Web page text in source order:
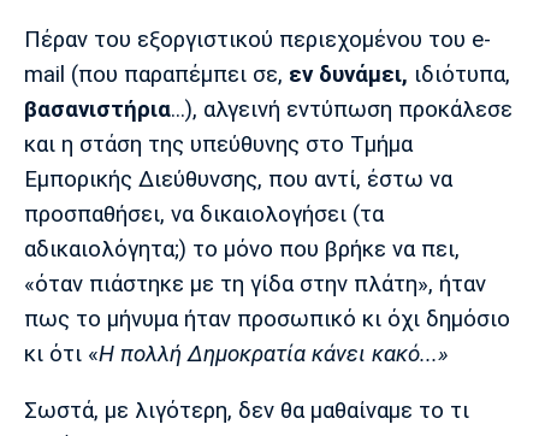
Πόρτο Μπενφίκα
Πέραν του εξοργιστικού περιεχομένου του e-
mail (που παραπέμπει σε, εν δυνάμει, ιδιότυπα,
βασανιστήρια...), αλγεινή εντύπωση προκάλεσε
και η στάση της υπεύθυνης στο Τμήμα
Εμπορικής Διεύθυνσης, που αντί, έστω να
προσπαθήσει, να δικαιολογήσει (τα
αδικαιολόγητα;) το μόνο που βρήκε να πει,
«όταν πιάστηκε με τη γίδα στην πλάτη», ήταν
πως το μήνυμα ήταν προσωπικό κι όχι δημόσιο
κι ότι «Η πολλή Δημοκρατία κάνει κακό...»
Σωστά, με λιγότερη, δεν θα μαθαίναμε το τι